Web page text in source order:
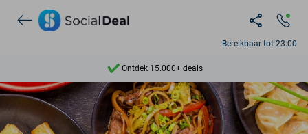
Bereikbaar tot 23:00
Ontdek 15.000+ deals
7 dagen per week beschikbaar
10+ miljoen leden